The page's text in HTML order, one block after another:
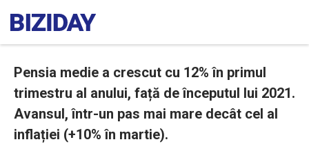
Pensia medie a crescut cu 12% în primul
trimestru al anului, față de începutul lui 2021.
Avansul, într-un pas mai mare decât cel al
inflației (+10% în martie).